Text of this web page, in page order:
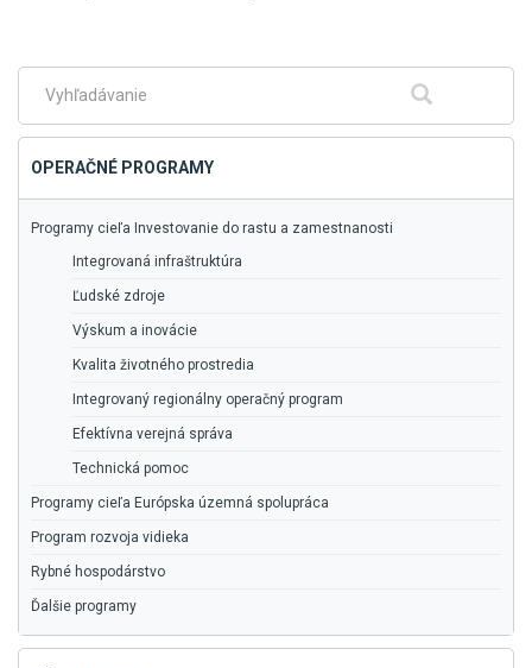
menu
Fulltextové
Hľadať
OPERAČNÉ PROGRAMY
Programy cieľa Investovanie do rastu a zamestnanosti
Integrovaná infraštruktúra
Ľudské zdroje
Výskum a inovácie
Kvalita životného prostredia
Integrovaný regionálny operačný program
Efektívna verejná správa
Technická pomoc
Programy cieľa Európska územná spolupráca
Program rozvoja vidieka
Rybné hospodárstvo
Ďalšie programy